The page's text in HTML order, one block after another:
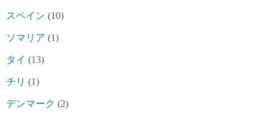
スペイン (10)
ソマリア (1)
タイ (13)
チリ (1)
デンマーク (2)